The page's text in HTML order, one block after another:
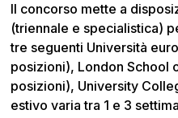
Il concorso mette a
(triennale e specialistica)
tre seguenti Università
posizioni), London School
posizioni), University
estivo varia tra 1 e 3